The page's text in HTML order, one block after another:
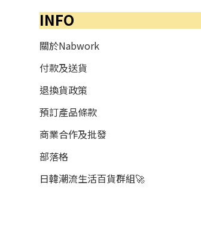
INFO
關於Nabwork
付款及送貨
退換貨政策
預訂產品條款
商業合作及批發
部落格
日韓潮流生活百貨群組🚀